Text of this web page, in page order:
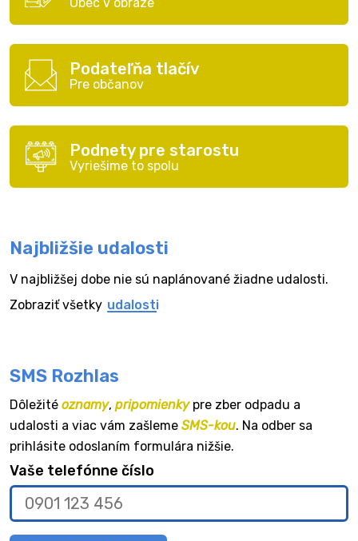
Podateľňa tlačív
Pre občanov
Podnety pre starostu
Vyriešime to spolu
Najbližšie udalosti
V najbližšej dobe nie sú naplánované žiadne udalosti.
Zobraziť všetky udalosti
SMS Rozhlas
Dôležité oznamy, pripomienkypre zber odpadu a
udalosti a viac vám zašleme SMS-kou. Na odber sa
prihlásite odoslaním formulára nižšie.
Vaše telefónne číslo